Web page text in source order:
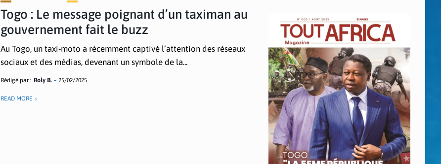
Togo : Le message poignant d’un taximan au
gouvernement fait le buzz
Au Togo, un taxi-moto a récemment captivé l’attention des réseaux
sociaux et des médias, devenant un symbole de la...
Rédigé par : Roly B. 25/02/2025
READ MORE